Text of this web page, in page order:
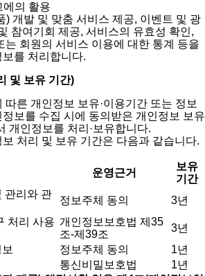
에의 활용
) 개발 및 맞춤 서비스 제공, 이벤트 및 광
참여기회 제공, 서비스의 유효성 확인,
는 회원의 서비스 이용에 대한 통계 등을
를 처리합니다.
및 보유 기간)
따른 개인정보 보유·이용기간 또는 정보
보를 수집 시에 동의받은 개인정보 보유
개인정보를 처리·보유합니다.
처리 및 보유 기간은 다음과 같습니다.
운영근거
보유
기간
관리와 관
정보주체 동의
3년
처리 사용 개인정보보호법 제35
조-제39조
3년
정보주체 동의
1년
통신비밀보호법
1년